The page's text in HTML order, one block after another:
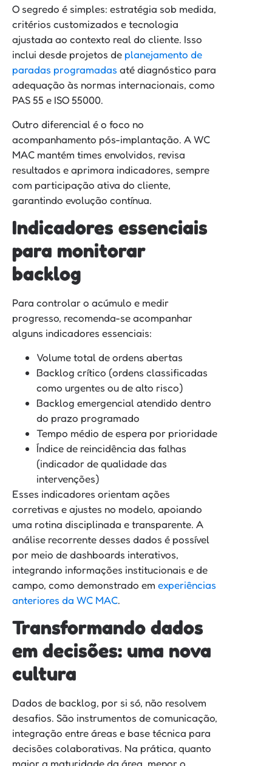
O segredo é simples: estratégia sob medida,
critérios customizados e tecnologia
ajustada ao contexto real do cliente. Isso
inclui desde projetos de planejamento de
paradas programadas até diagnóstico para
adequação às normas internacionais, como
PAS 55 e ISO 55000.
Outro diferencial é o foco no
acompanhamento pós-implantação. A WC
MAC mantém times envolvidos, revisa
resultados e aprimora indicadores, sempre
com participação ativa do cliente,
garantindo evolução contínua.
Indicadores essenciais
para monitorar
backlog
Para controlar o acúmulo e medir
progresso, recomenda-se acompanhar
alguns indicadores essenciais:
Volume total de ordens abertas
Backlog crítico (ordens classificadas
como urgentes ou de alto risco)
Backlog emergencial atendido dentro
do prazo programado
Tempo médio de espera por prioridade
Índice de reincidência das falhas
(indicador de qualidade das
intervenções)
Esses indicadores orientam ações
corretivas e ajustes no modelo, apoiando
uma rotina disciplinada e transparente. A
análise recorrente desses dados é possível
por meio de dashboards interativos,
integrando informações institucionais e de
campo, como demonstrado em experiências
anteriores da WC MAC.
Transformando dados
em decisões: uma nova
cultura
Dados de backlog, por si só, não resolvem
desafios. São instrumentos de comunicação,
integração entre áreas e base técnica para
decisões colaborativas. Na prática, quanto
maior a maturidade da área, menor o